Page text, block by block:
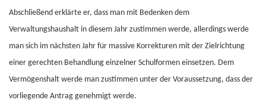
Abschließend erklärte er, dass man mit Bedenken dem
Verwaltungshaushalt in diesem Jahr zustimmen werde, allerdings werde
man sich im nächsten Jahr für massive Korrekturen mit der Zielrichtung
einer gerechten Behandlung einzelner Schulformen einsetzen. Dem
Vermögenshalt werde man zustimmen unter der Voraussetzung, dass der
vorliegende Antrag genehmigt werde.